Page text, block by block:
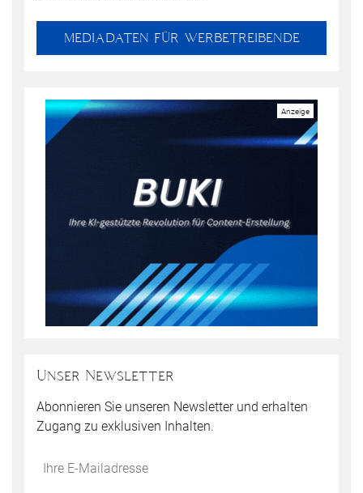
MEDIADATEN FÜR WERBETREIBENDE
Unser Newsletter
Abonnieren Sie unseren Newsletter und erhalten
Zugang zu exklusiven Inhalten.
Do
*Ihre